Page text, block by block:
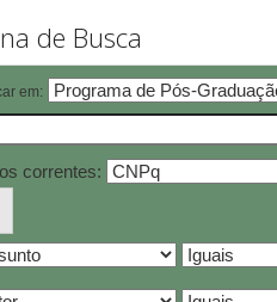
de Busca
em:
correntes: